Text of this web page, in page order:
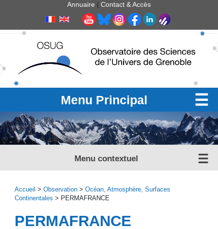
Annuaire | Contact & Accès
Menu Principal
Menu contextuel
Accueil > Observation > Océan, Atmosphère, Surfaces
Continentales > PERMAFRANCE
PERMAFRANCE
Panneau de gestion des cookies